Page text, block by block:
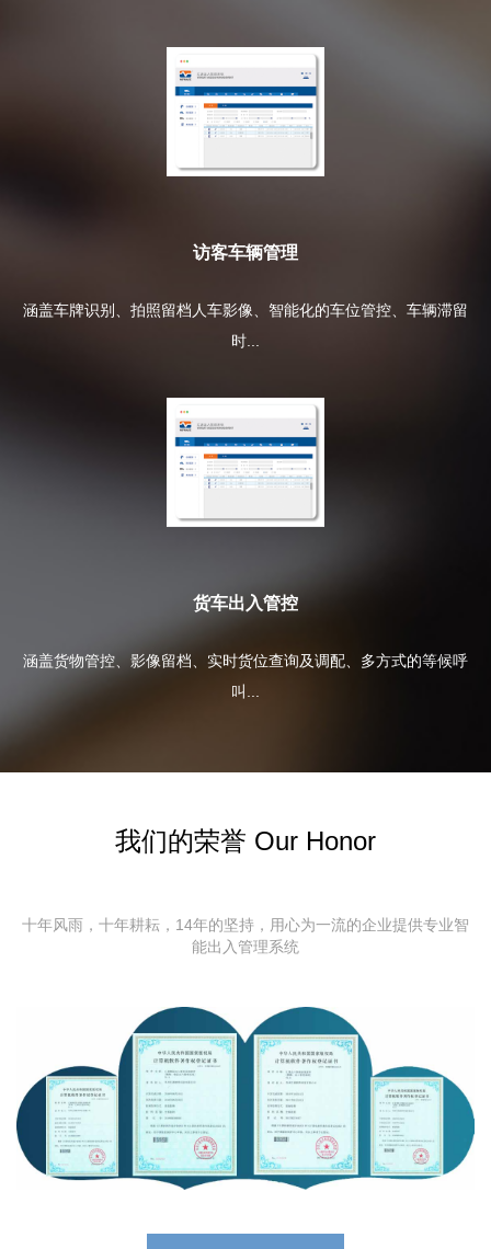
访客车辆管理
涵盖车牌识别、拍照留档人车影像、智能化的车位管控、车辆滞留
时...
货车出入管控
涵盖货物管控、影像留档、实时货位查询及调配、多方式的等候呼
叫...
我们的荣誉 Our Honor
十年风雨，十年耕耘，14年的坚持，用心为一流的企业提供专业智
能出入管理系统